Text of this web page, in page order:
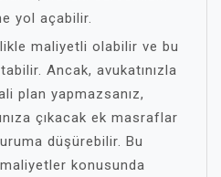
yol açabilir.
maliyetli olabilir ve bu
Ancak, avukatınızla
plan yapmazsanız,
çıkacak ek masraflar
düşürebilir. Bu
konusunda